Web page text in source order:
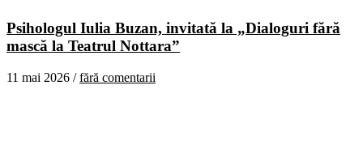
Psihologul Iulia Buzan, invitată la „Dialoguri fără
mască la Teatrul Nottara”
11 mai 2026 /fără comentarii